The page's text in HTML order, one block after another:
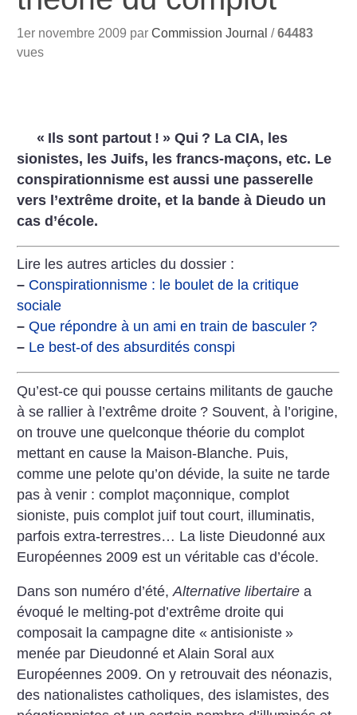
1er novembre 2009 parCommission Journal /64483
vues
« Ils sont partout ! » Qui ? La CIA, les
sionistes, les Juifs, les francs-maçons, etc. Le
conspirationnisme est aussi une passerelle
vers l’extrême droite, et la bande à Dieudo un
cas d’école.
Lire les autres articles du dossier :
– Conspirationnisme : le boulet de la critique
sociale
– Que répondre à un ami en train de basculer ?
– Le best-of des absurdités conspi
Qu’est-ce qui pousse certains militants de gauche
à se rallier à l’extrême droite ? Souvent, à l’origine,
on trouve une quelconque théorie du complot
mettant en cause la Maison-Blanche. Puis,
comme une pelote qu’on dévide, la suite ne tarde
pas à venir : complot maçonnique, complot
sioniste, puis complot juif tout court, illuminatis,
parfois extra-terrestres… La liste Dieudonné aux
Européennes 2009 est un véritable cas d’école.
Dans son numéro d’été,Alternative libertaire a
évoqué le melting-pot d’extrême droite qui
composait la campagne dite « antisioniste »
menée par Dieudonné et Alain Soral aux
Européennes 2009. On y retrouvait des néonazis,
des nationalistes catholiques, des islamistes, des